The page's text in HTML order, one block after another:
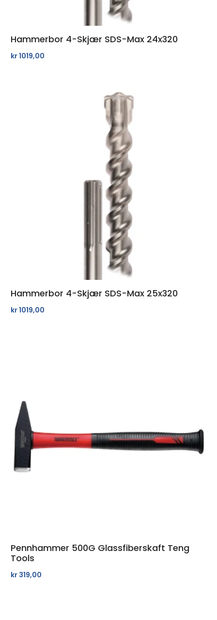
Hammerbor 4-Skjær SDS-Max 24x320
kr1019,00
Hammerbor 4-Skjær SDS-Max 25x320
kr1019,00
Pennhammer 500G Glassfiberskaft Teng
Tools
kr 319,00